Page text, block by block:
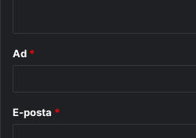
Ad *
E-posta *